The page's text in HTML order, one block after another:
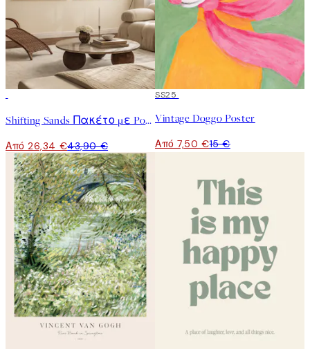
Shifting Sands Πακέτο με Poster
Από 26,34 €43,90 €
50%*
SS25
Vintage Doggo Poster
Από 7,50 €15 €